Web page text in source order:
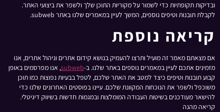
ובדיקות תקופתיות כדי לשמור על מקוריות התוכן שלך ולשפר את ביצועי האתר.
לקבלת תובנות וטיפים נוספים, המשך לעיין במאמרים שלנו באתר subweb.
קריאה נוספת
אם מצאתם מאמר זה מועיל ותרצו להעמיק בנושא קידום אתרים וניהול אתרים, אנו
מזמינים אתכם לעיין במאמרים נוספים באתר שלנו. ב-subweb, אנו מפרסמים באופן
קבוע תובנות וטיפים כיצד למטב את האתר שלכם, לטפל בבעיות נפוצות כמו תוכן
משוכפל ולשפר את הנוכחות המקוונת שלכם. עיינו בפוסטים האחרונים שלנו כדי
להישאר מעודכנים בשיטות העבודה המומלצות ובמגמות חדשות בשיווק דיגיטלי.
קריאה מהנה